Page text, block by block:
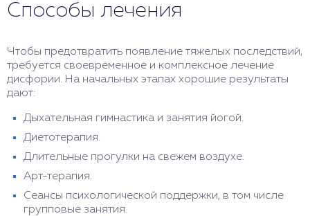
Способы лечения
Чтобы предотвратить появление тяжелых последствий,
требуется своевременное и комплексное лечение
дисфории. На начальных этапах хорошие результаты
дают:
Дыхательная гимнастика и занятия йогой.
Диетотерапия.
Длительные прогулки на свежем воздухе.
Арт-терапия.
Сеансы психологической поддержки, в том числе
групповые занятия.